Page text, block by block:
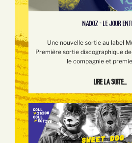
NADOZ - LE JOUR
Une nouvelle sortie au label
Première sortie discographique
le compagnie et
Lire la suite...